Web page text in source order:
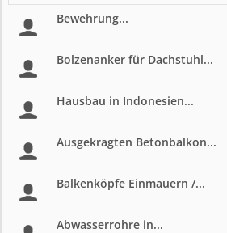
Bewehrung...
Bolzenanker für Dachstuhl...
Hausbau in Indonesien...
Ausgekragten Betonbalkon...
Balkenköpfe Einmauern /...
Abwasserrohre in...